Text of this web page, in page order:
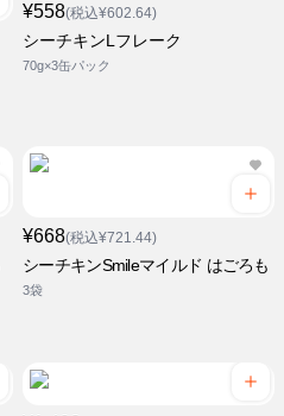
¥558(税込¥602.64)
シーチキンLフレーク
70g×3缶パック
¥668(税込¥721.44)
シーチキンSmileマイルド はごろも
3袋